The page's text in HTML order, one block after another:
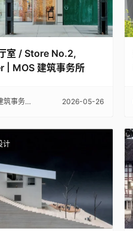
室 / Store No.2,
| MOS 建筑事务所
务所｜MOS 2026-05-26
计